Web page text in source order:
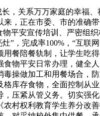
关系万万家庭的幸福、
，正在市委、市的准
平安宣传培训、严密组
”，完成率100%，“互
餐陪餐轨制，让学生吃
物平安日常办理，健全
操做加工和用餐场合
库存食物，全面控制从
压紧从管义务。切实
村权利教育学生养分